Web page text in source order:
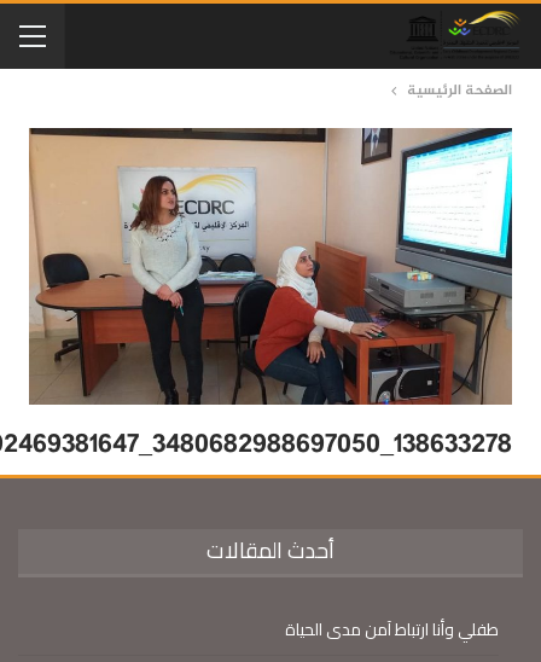
الصفحة الرئيسية
138633278_3480682988697050_8571558192469381647_n
أحدث المقالات
طفلي وأنا ارتباط آمن مدى الحياة